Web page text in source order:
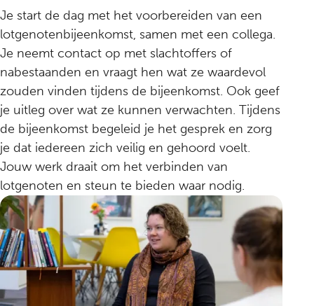
Je start de dag met het voorbereiden van een
lotgenotenbijeenkomst, samen met een collega.
Je neemt contact op met slachtoffers of
nabestaanden en vraagt hen wat ze waardevol
zouden vinden tijdens de bijeenkomst. Ook geef
je uitleg over wat ze kunnen verwachten. Tijdens
de bijeenkomst begeleid je het gesprek en zorg
je dat iedereen zich veilig en gehoord voelt.
Jouw werk draait om het verbinden van
lotgenoten en steun te bieden waar nodig.